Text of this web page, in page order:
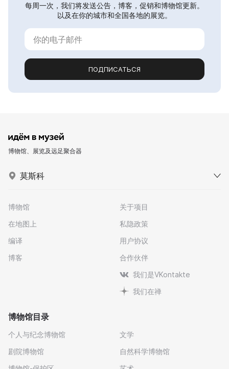
每周一次，我们将发送公告，博客，促销和博物馆更新。
以及在你的城市和全国各地的展览。
ПОДПИСАТЬСЯ
博物馆、展览及远足聚合器
莫斯科
博物馆
在地图上
编译
博客
关于项目
私隐政策
用户协议
合作伙伴
我们是VKontakte
我们在禅
博物馆目录
个人与纪念博物馆
剧院博物馆
文学
自然科学博物馆